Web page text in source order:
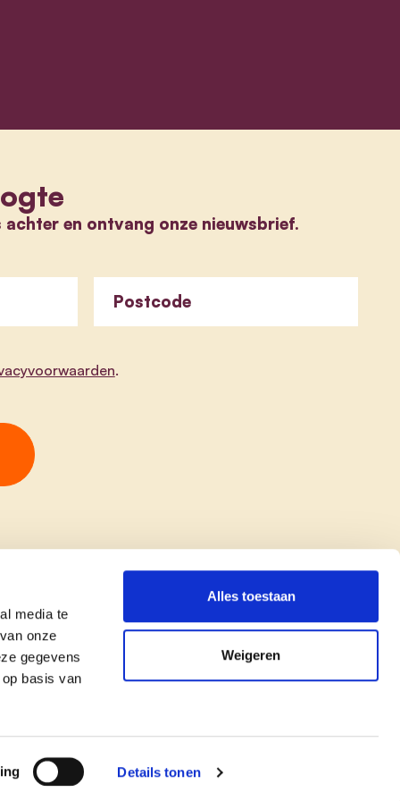
media te
onze
gegevens
basis van
Details tonen
Alles toestaan
Weigeren
en ontvang onze nieuwsbrief.
Postcode
.